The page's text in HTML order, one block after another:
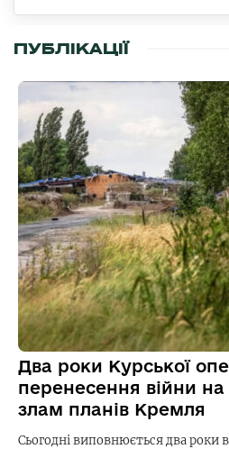
ПУБЛІКАЦІЇ
Два роки Курської
перенесення війни
злам планів Кремля
Сьогодні виповнюється два роки